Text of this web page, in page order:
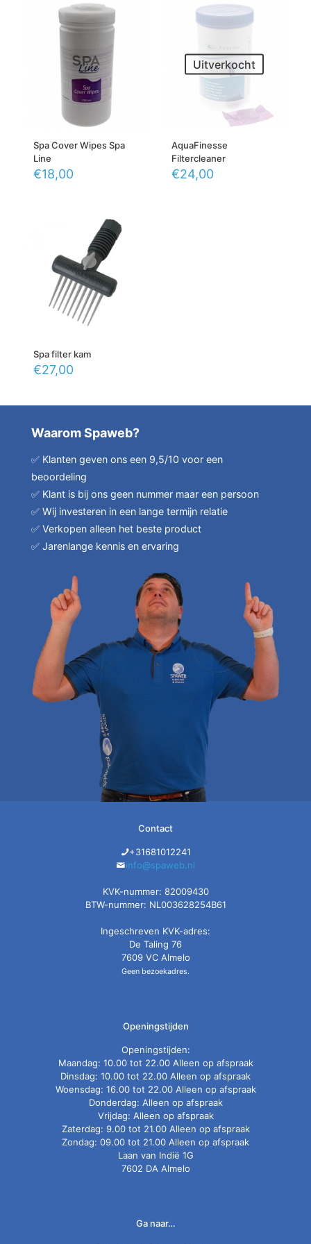
Spa Cover Wipes Spa
Line
€18,00
Uitverkocht
AquaFinesse
Filtercleaner
€24,00
Spa filter kam
€27,00
Waarom Spaweb?
✅ Klanten geven ons een 9,5/10 voor een
beoordeling
✅ Klant is bij ons geen nummer maar een persoon
✅ Wij investeren in een lange termijn relatie
✅ Verkopen alleen het beste product
✅ Jarenlange kennis en ervaring
Contact
+31681012241
info@spaweb.nl
KVK-nummer: 82009430
BTW-nummer: NL003628254B61
Ingeschreven KVK-adres:
De Taling 76
7609 VC Almelo
Geen bezoekadres.
Openingstijden
Openingstijden:
Maandag: 10.00 tot 22.00 Alleen op afspraak
Dinsdag: 10.00 tot 22.00 Alleen op afspraak
Woensdag: 16.00 tot 22.00 Alleen op afspraak
Donderdag: Alleen op afspraak
Vrijdag: Alleen op afspraak
Zaterdag: 9.00 tot 21.00 Alleen op afspraak
Zondag: 09.00 tot 21.00 Alleen op afspraak
Laan van Indië 1G
7602 DA Almelo
Ga naar…